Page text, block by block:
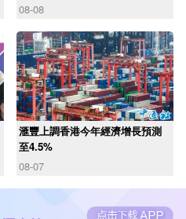
08-08
滙豐上調香港今年經濟增長預測
至4.5%
08-07